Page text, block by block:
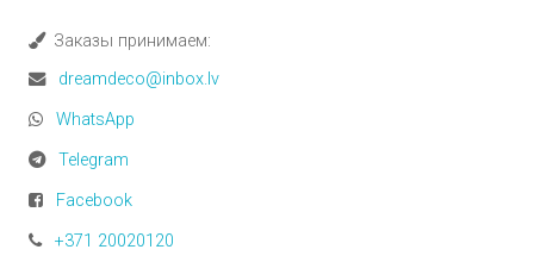
Заказы принимаем:
dreamdeco@inbox.lv
WhatsApp
Telegram
Facebook
+371 20020120